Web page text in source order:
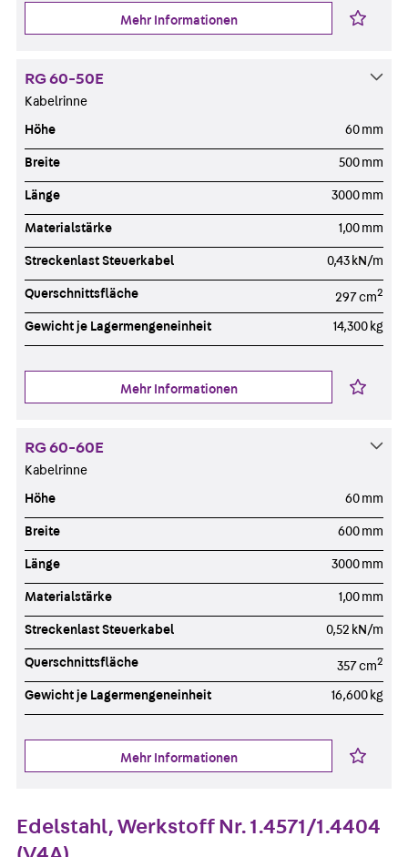
Mehr Informationen
RG 60-50E
Kabelrinne
Höhe 60 mm
Breite 500 mm
Länge 3000 mm
Materialstärke 1,00 mm
Streckenlast Steuerkabel 0,43 kN/m
Querschnittsfläche 297 cm2
Gewicht je Lagermengeneinheit 14,300 kg
Mehr Informationen
RG 60-60E
Kabelrinne
Höhe 60 mm
Breite 600 mm
Länge 3000 mm
Materialstärke 1,00 mm
Streckenlast Steuerkabel 0,52 kN/m
Querschnittsfläche 357 cm2
Gewicht je Lagermengeneinheit 16,600 kg
Mehr Informationen
Edelstahl, Werkstoff Nr. 1.4571/1.4404